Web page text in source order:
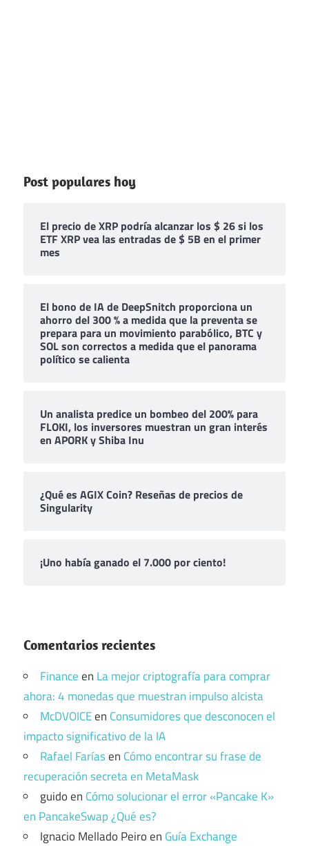
Post populares hoy
El precio de XRP podría alcanzar los $ 26 si los
ETF XRP vea las entradas de $ 5B en el primer
mes
El bono de IA de DeepSnitch proporciona un
ahorro del 300 % a medida que la preventa se
prepara para un movimiento parabólico, BTC y
SOL son correctos a medida que el panorama
político se calienta
Un analista predice un bombeo del 200% para
FLOKI, los inversores muestran un gran interés
en APORK y Shiba Inu
¿Qué es AGIX Coin? Reseñas de precios de
Singularity
¡Uno había ganado el 7.000 por ciento!
Comentarios recientes
Financeen La mejor criptografía para comprar
ahora: 4 monedas que muestran impulso alcista
McDVOICEen Consumidores que desconocen el
impacto significativo de la IA
Rafael Faríasen Cómo encontrar su frase de
recuperación secreta en MetaMask
guidoen Cómo solucionar el error «Pancake K»
en PancakeSwap ¿Qué es?
Ignacio Mellado Peiroen Guía Exchange